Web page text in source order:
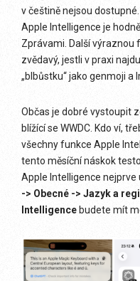
v češtině nejsou
Apple Intelligence je
Zprávami. Další výraznou
zvědavý, jestli v praxi
„blbůstku“ jako genmoji a
Občas je dobré vystoupit
blížící se WWDC. Kdo ví,
všechny funkce Apple
tento měsíční náskok
Apple Intelligence
-> Obecné -> Jazyk a
Intelligence budete mít